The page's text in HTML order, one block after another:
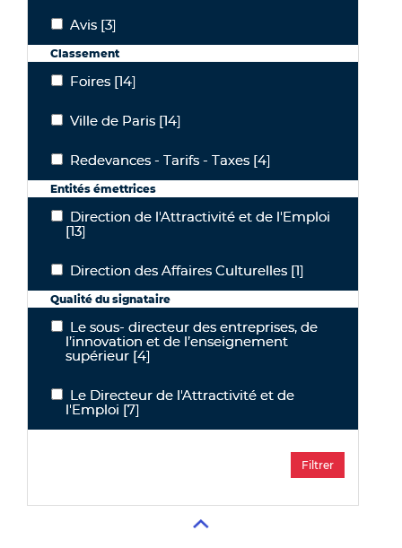
AvisAvis [3]
Classement
FoiresFoires [14]
Ville de Paris
Ville de Paris [14]
Redevances - Tarifs - Taxes
Redevances - Tarifs - Taxes [4]
Entités émettrices
Direction de l'Attractivité et de l'Emploi
Direction de l'Attractivité et de l'Emploi
[13]
Direction des Affaires Culturelles
Direction des Affaires Culturelles [1]
Qualité du signataire
Le sous- directeur des entreprises, de l’innovation et de
Le sous- directeur des entreprises, de
l’innovation et de l’enseignement
supérieur [4]
Le Directeur de l'Attractivité et de l'Emploi
Le Directeur de l'Attractivité et de
l'Emploi [7]